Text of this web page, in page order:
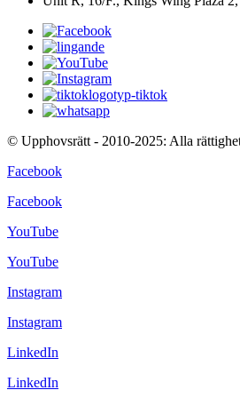
© Upphovsrätt - 2010-2025: Alla
Facebook
Facebook
YouTube
YouTube
Instagram
Instagram
LinkedIn
LinkedIn